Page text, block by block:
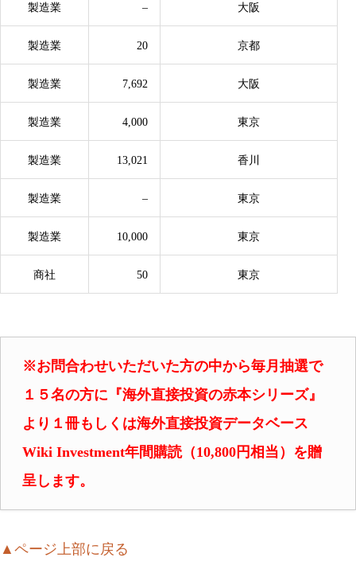
製造業 – 大阪
製造業 20 京都
製造業 7,692 大阪
製造業 4,000 東京
製造業 13,021 香川
製造業 – 東京
製造業 10,000 東京
商社 50 東京
※お問合わせいただいた方の中から毎月抽選で
１５名の方に『海外直接投資の赤本シリーズ』
より １冊もしくは海外直接投資データベース
Wiki Investment年間購読（10,800円相当）を贈
呈します。
▲ページ上部に戻る